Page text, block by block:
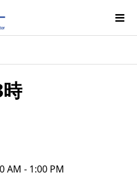
AM - 1:00 PM